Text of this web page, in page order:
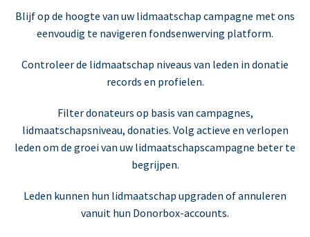
Blijf op de hoogte van uw lidmaatschap campagne met ons
eenvoudig te navigeren fondsenwerving platform.
Controleer de lidmaatschap niveaus van leden in donatie
records en profielen.
Filter donateurs op basis van campagnes,
lidmaatschapsniveau, donaties. Volg actieve en verlopen
leden om de groei van uw lidmaatschapscampagne beter te
begrijpen.
Leden kunnen hun lidmaatschap upgraden of annuleren
vanuit hun Donorbox-accounts.